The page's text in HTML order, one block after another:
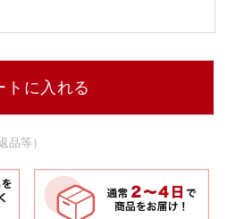
トに入れる
品等）